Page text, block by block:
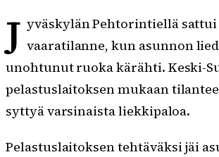
J yväskylän Pehtorintiellä
vaaratilanne, kun asunnon
unohtunut ruoka kärähti. Keski-
pelastuslaitoksen mukaan
syttyä varsinaista liekkipaloa.
Pelastuslaitoksen tehtäväksi jäi